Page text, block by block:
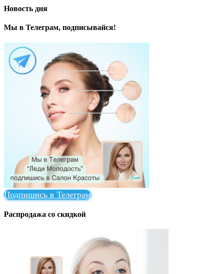
Новость дня
Мы в Телеграм, подписывайся!
Подпишись в Телеграм
Распродажа со скидкой